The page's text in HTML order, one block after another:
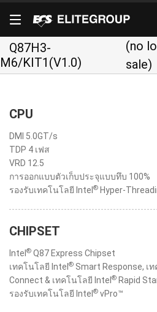
Q87H3-
M6/KIT1(V1.0)
(no
sale)
CPU
DMI 5.0GT/s
TDP 4 เฟส
VRD 12.5
การออกแบบตัวเก็บประจุแบบทึบ 100%
รองรับเทคโนโลยี Intel ® Hyper-
CHIPSET
Intel ® Q87 Express Chipset
เทคโนโลยี Intel ® Smart Response, เ
Connect & เทคโนโลยี Intel ® Rapid
รองรับเทคโนโลยี Intel ® vPro™